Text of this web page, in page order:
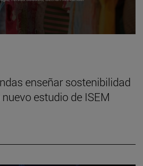
enseñar sostenibilidad
estudio de ISEM